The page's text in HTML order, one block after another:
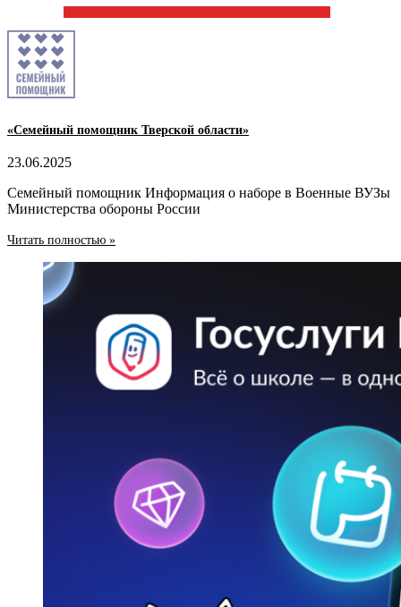
«Семейный помощник Тверской области»
23.06.2025
Семейный помощник Информация о наборе в Военные ВУЗы
Министерства обороны России
Читать полностью »